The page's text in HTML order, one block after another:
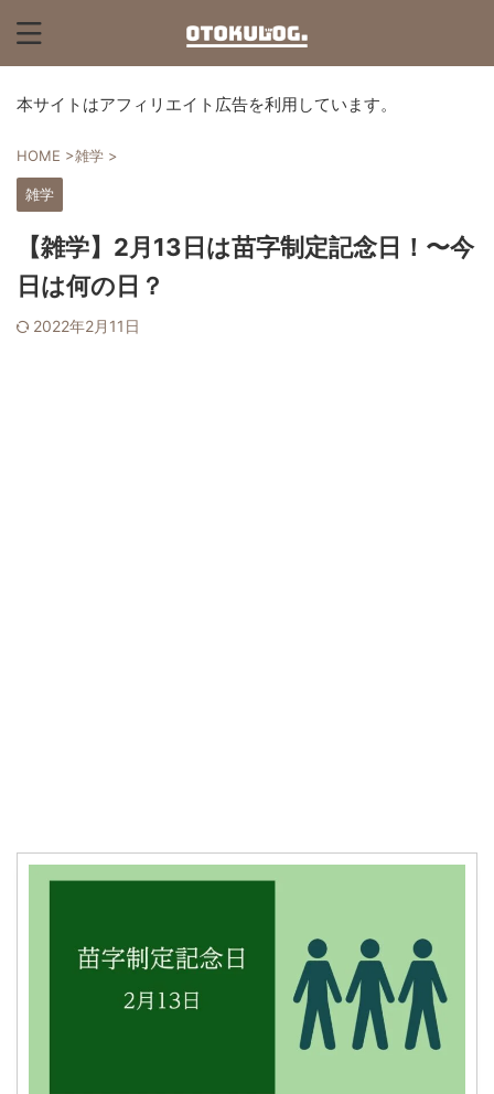
本サイトはアフィリエイト広告を利用しています。
HOME >雑学 >
雑学
【雑学】2月13日は苗字制定記念日！〜今
日は何の日？
2022年2月11日